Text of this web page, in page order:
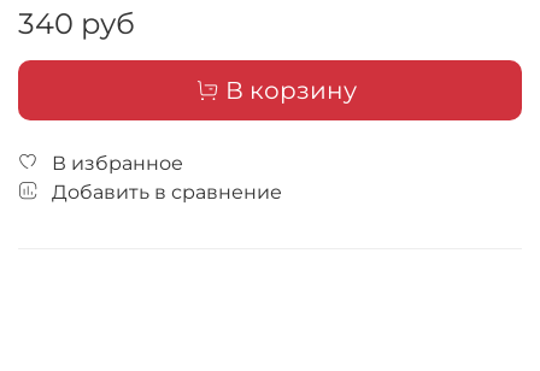
340 руб
В корзину
В избранное
Добавить в сравнение